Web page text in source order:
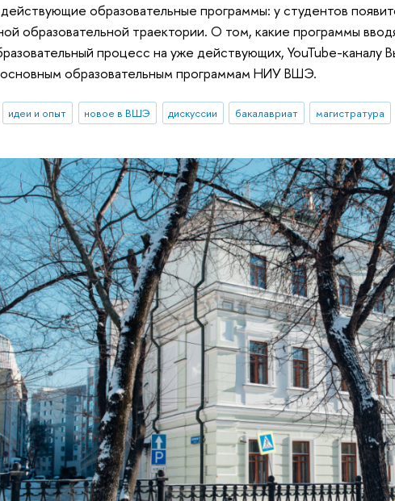
образовательные программы: у студентов
образовательной траектории. О том, какие программы
процесс на уже действующих, YouTube-каналу
образовательным программам НИУ ВШЭ.
идеи и опыт новое в ВШЭ дискуссии бакалавриат магистратура